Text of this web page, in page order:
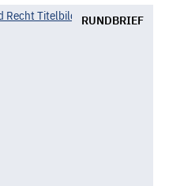
RUNDBRIEF